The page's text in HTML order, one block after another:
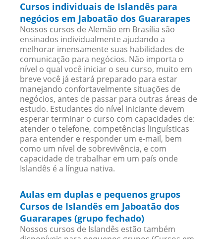
Cursos individuais de Islandês para
negócios em Jaboatão dos Guararapes
Nossos cursos de Alemão em Brasília são
ensinados individualmente ajudando a
melhorar imensamente suas habilidades de
comunicação para negócios. Não importa o
nível o qual você iniciar o seu curso, muito em
breve você já estará preparado para estar
manejando confortavelmente situações de
negócios, antes de passar para outras áreas de
estudo. Estudantes do nível iniciante devem
esperar terminar o curso com capacidades de:
atender o telefone, competências linguísticas
para entender e responder um e-mail, bem
como um nível de sobrevivência, e com
capacidade de trabalhar em um país onde
Islandês é a língua nativa.
Aulas em duplas e pequenos grupos
Cursos de Islandês em Jaboatão dos
Guararapes (grupo fechado)
Nossos cursos de Islandês estão também